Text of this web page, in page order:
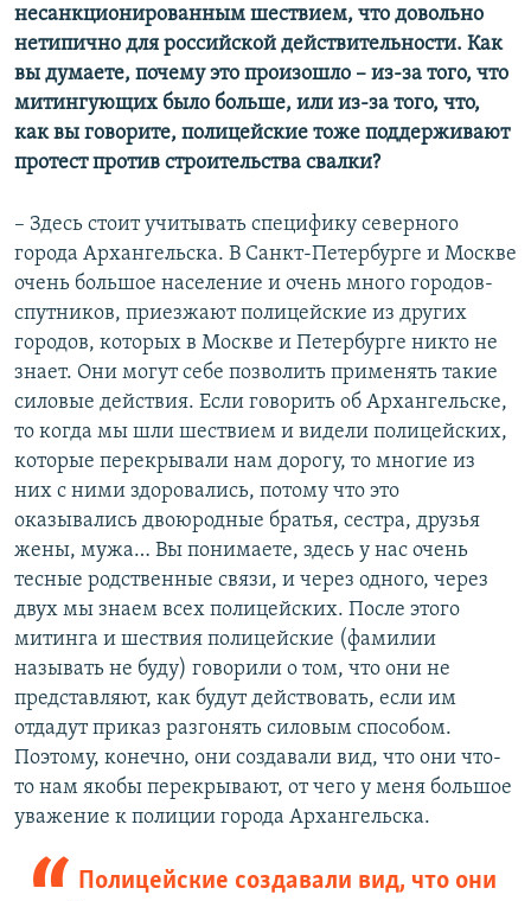
несанкционированным шествием, что довольно
нетипично для российской действительности. Как
вы думаете, почему это произошло – из-за того, что
митингующих было больше, или из-за того, что,
как вы говорите, полицейские тоже поддерживают
протест против строительства свалки?
– Здесь стоит учитывать специфику северного
города Архангельска. В Санкт-Петербурге и Москве
очень большое население и очень много городов-
спутников, приезжают полицейские из других
городов, которых в Москве и Петербурге никто не
знает. Они могут себе позволить применять такие
силовые действия. Если говорить об Архангельске,
то когда мы шли шествием и видели полицейских,
которые перекрывали нам дорогу, то многие из
них с ними здоровались, потому что это
оказывались двоюродные братья, сестра, друзья
жены, мужа… Вы понимаете, здесь у нас очень
тесные родственные связи, и через одного, через
двух мы знаем всех полицейских. После этого
митинга и шествия полицейские (фамилии
называть не буду) говорили о том, что они не
представляют, как будут действовать, если им
отдадут приказ разгонять силовым способом.
Поэтому, конечно, они создавали вид, что они что-
то нам якобы перекрывают, от чего у меня большое
уважение к полиции города Архангельска.
Полицейские создавали вид, что они